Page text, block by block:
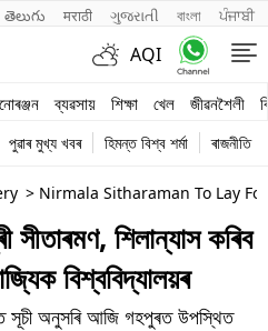
తెలుగు मराठी ગુજરાતી বাংলা ਪੰਜਾਬੀ
AQI
ব্যৱসায় শিক্ষা খেল জীৱনশৈলী
পুৱাৰ মুখ্য খবৰ হিমন্ত বিশ্ব শৰ্মা ৰাজনীতি
> Nirmala Sitharaman To Lay
শিলান্যাস কৰিব
বিশ্ববিদ্যালয়ৰ
সূচী অনুসৰি আজি গহপুৰত উপস্থিত